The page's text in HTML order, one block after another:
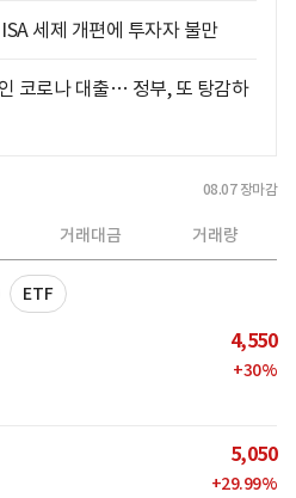
세제 개편에 투자자 불만
코로나 대출… 정부, 또 탕감하
08.07 장마감
거래대금 거래량
ETF
4,550
+30%
5,050
+29.99%